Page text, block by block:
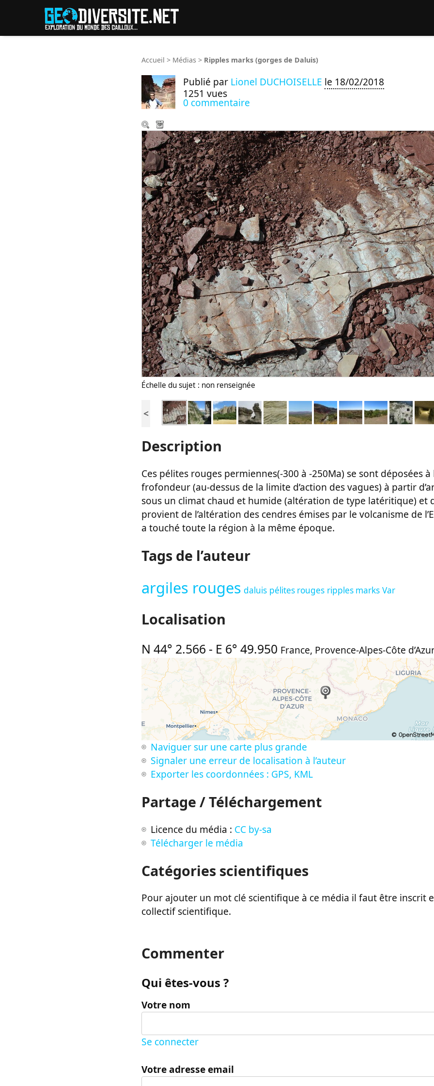
Accueil > Médias > Ripples marks (gorges de Daluis)
Publié par Lionel DUCHOISELLE le 18/02/2018
1251 vues
0 commentaire
Échelle du sujet : non renseignée
<
Description
Ces pélites rouges permiennes(-300 à -250Ma) se sont déposées
frofondeur (au-dessus de la limite d’action des vagues) à partir
sous un climat chaud et humide (altération de type latéritique) et
provient de l’altération des cendres émises par le volcanisme de
a touché toute la région à la même époque.
Tags de l’auteur
argiles rouges daluis pélites rouges ripples marks Var
Localisation
N 44° 2.566 - E 6° 49.950 France, Provence-Alpes-Côte d’Azur
Naviguer sur une carte plus grande
Signaler une erreur de localisation à l’auteur
Exporter les coordonnées : GPS, KML
Partage / Téléchargement
Licence du média : CC by-sa
Télécharger le média
Catégories scientifiques
Pour ajouter un mot clé scientifique à ce média il faut être inscrit
collectif scientifique.
Commenter
Qui êtes-vous ?
Votre nom
Se connecter
Votre adresse email